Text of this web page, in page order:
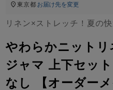
- Item Ranking -
ガールズ前開
東京都 お届け先を変更
リネン×ストレッチ！夏の
やわらかニット
ジャマ 上下セッ
なし 【オーダーメ